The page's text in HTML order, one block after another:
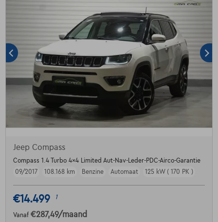
Jeep Compass
Compass 1.4 Turbo 4x4 Limited Aut-Nav-Leder-PDC-Airco-Garantie
09/2017
108.168 km Benzine Automaat 125 kW ( 170 PK )
€14.499 1
Vanaf €287,49/maand